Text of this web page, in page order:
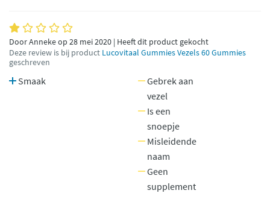
Door Anneke op 28 mei 2020 | Heeft dit product gekocht
Deze review is bij product Lucovitaal Gummies Vezels 60 Gummies
geschreven
Smaak
Gebrek aan
vezel
Is een
snoepje
Misleidende
naam
Geen
supplement